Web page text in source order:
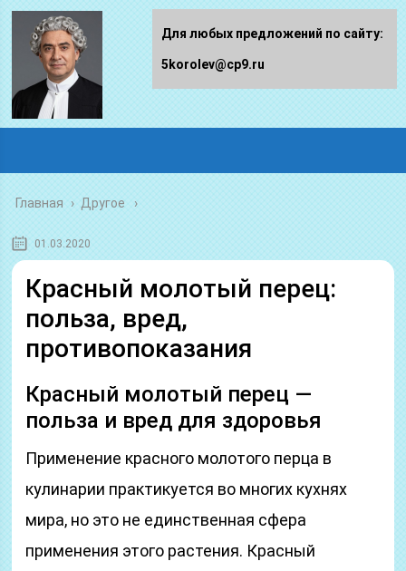
Главная › Другое
01.03.2020
Красный молотый перец:
польза, вред,
противопоказания
Красный молотый перец —
польза и вред для здоровья
Применение красного молотого перца в
кулинарии практикуется во многих кухнях
мира, но это не единственная сфера
применения этого растения. Красный
Для любых предложений по сайту:
5korolev@cp9.ru